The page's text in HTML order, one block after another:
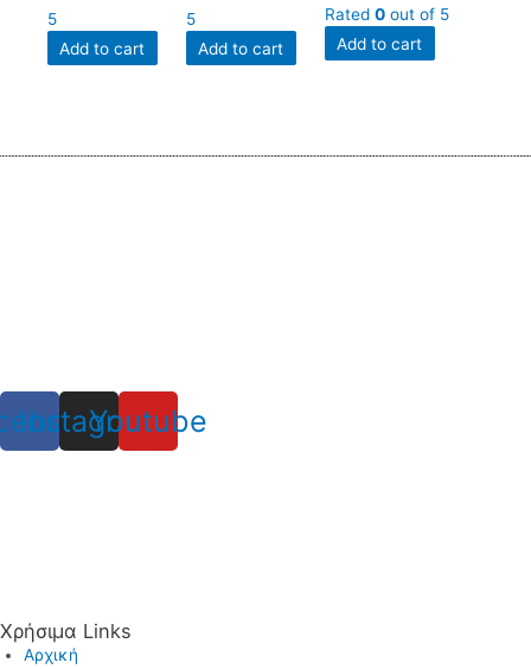
5
Add to cart
5
Add to cart
Rated 0 out of 5
Add to cart
Instagram
Youtube
Χρήσιμα Links
Αρχική